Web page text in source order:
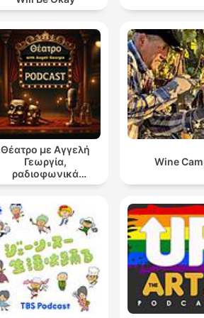
Θέατρο με Αγγελή
Γεωργία,
ραδιοφωνικά
θεατρικά έργα
Wine